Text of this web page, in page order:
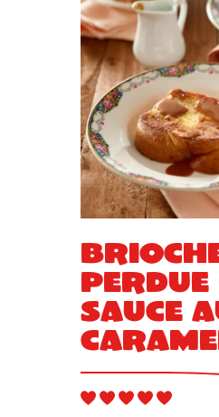
perdue
sauce
beurre